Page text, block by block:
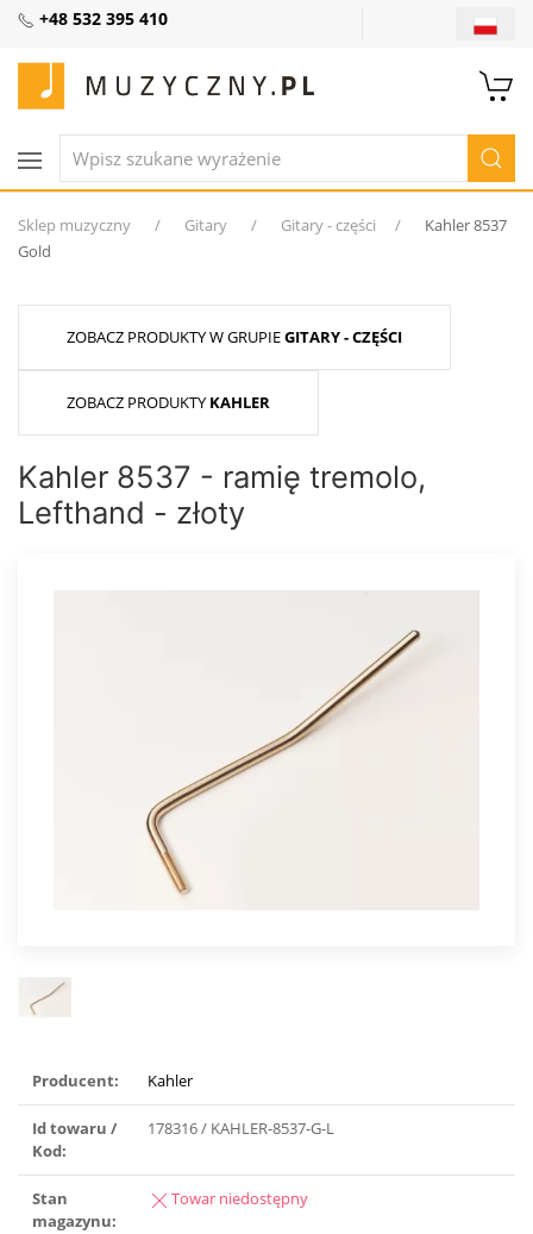
+48 532 395 410
Sklep muzyczny Gitary Gitary - części
Kahler 8537
Gold
ZOBACZ PRODUKTY W GRUPIEGITARY - CZĘŚCI
ZOBACZ PRODUKTY KAHLER
Kahler 8537 - ramię tremolo,
Lefthand - złoty
Producent: Kahler
Id towaru /
Kod:
178316 / KAHLER-8537-G-L
Stan
magazynu:
Towar niedostępny